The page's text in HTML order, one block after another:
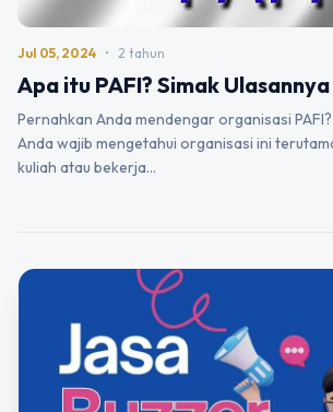
Jul 05, 2024 • 2 tahun
Apa itu PAFI? Simak
Pernahkan Anda mendengar organisasi
Anda wajib mengetahui organisasi ini
kuliah atau bekerja…